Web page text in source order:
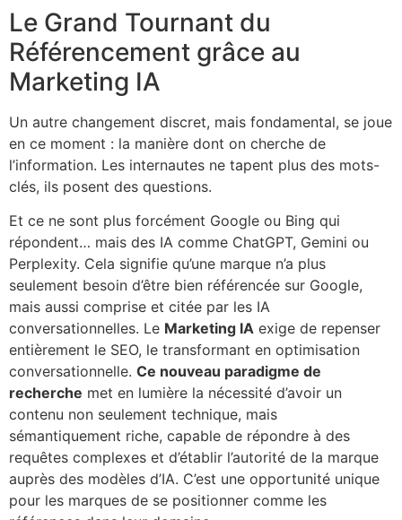
Le Grand Tournant du
Référencement grâce au
Marketing IA
Un autre changement discret, mais fondamental, se joue
en ce moment : la manière dont on cherche de
l’information. Les internautes ne tapent plus des mots-
clés, ils posent des questions.
Et ce ne sont plus forcément Google ou Bing qui
répondent… mais des IA comme ChatGPT, Gemini ou
Perplexity. Cela signifie qu’une marque n’a plus
seulement besoin d’être bien référencée sur Google,
mais aussi comprise et citée par les IA
conversationnelles. Le Marketing IA exige de repenser
entièrement le SEO, le transformant en optimisation
conversationnelle. Ce nouveau paradigme de
recherche met en lumière la nécessité d’avoir un
contenu non seulement technique, mais
sémantiquement riche, capable de répondre à des
requêtes complexes et d’établir l’autorité de la marque
auprès des modèles d’IA. C’est une opportunité unique
pour les marques de se positionner comme les